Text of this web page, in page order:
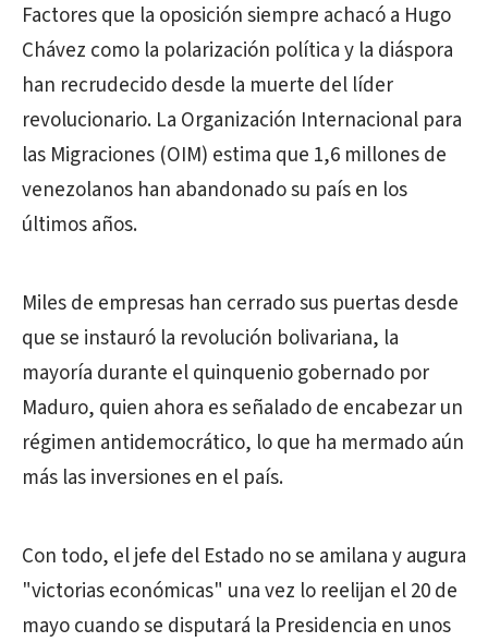
Factores que la oposición siempre achacó a Hugo
Chávez como la polarización política y la diáspora
han recrudecido desde la muerte del líder
revolucionario. La Organización Internacional para
las Migraciones (OIM) estima que 1,6 millones de
venezolanos han abandonado su país en los
últimos años.
Miles de empresas han cerrado sus puertas desde
que se instauró la revolución bolivariana, la
mayoría durante el quinquenio gobernado por
Maduro, quien ahora es señalado de encabezar un
régimen antidemocrático, lo que ha mermado aún
más las inversiones en el país.
Con todo, el jefe del Estado no se amilana y augura
"victorias económicas" una vez lo reelijan el 20 de
mayo cuando se disputará la Presidencia en unos